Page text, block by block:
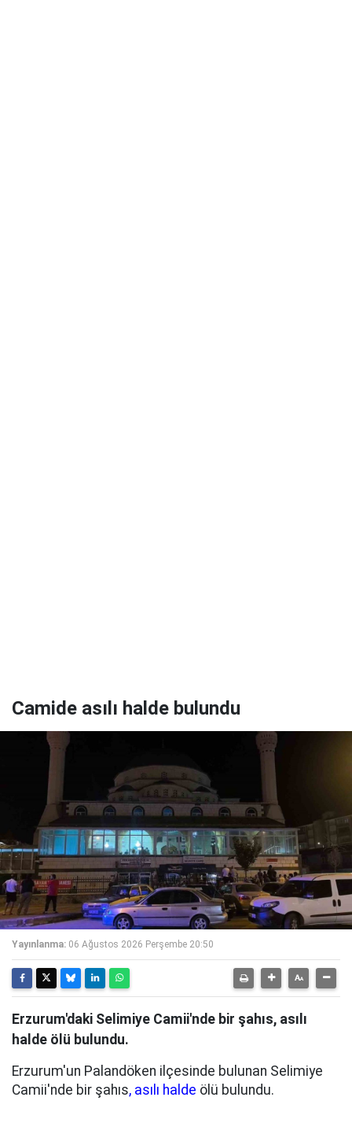
Camide asılı halde bulundu
Yayınlanma: 06 Ağustos 2026 Perşembe 20:50
Erzurum'daki Selimiye Camii'nde bir şahıs, asılı
halde ölü bulundu.
Erzurum'un Palandöken ilçesinde bulunan Selimiye
Camii'nde bir şahıs, asılı halde ölü bulundu.